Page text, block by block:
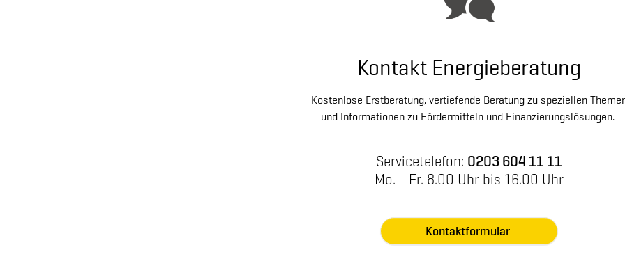
Kontakt Energieberatung
Kostenlose Erstberatung, vertiefende Beratung zu speziellen
und Informationen zu Fördermitteln und Finanzierungslösungen.
Servicetelefon: 0203 604 11 11
Mo. - Fr. 8.00 Uhr bis 16.00 Uhr
Kontaktformular